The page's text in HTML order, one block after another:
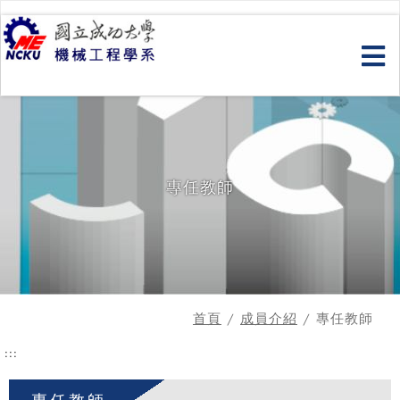
跳
到
主
要
容
專任教師
首頁 / 成員介紹 / 專任教師
:::